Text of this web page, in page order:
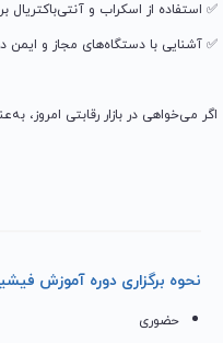
✅ استفاده از اسکراب و
✅ آشنایی با دستگاه‌های مجاز و
اگر می‌خواهی در بازار رقابتی
نحوه برگزاری دوره آموزش
حضوری